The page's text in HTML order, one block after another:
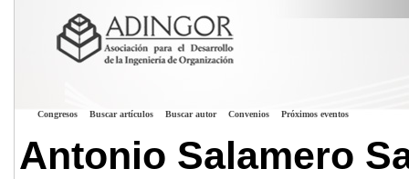
Congresos Buscar artículos Buscar autor Convenios Próximos eventos
Antonio Salamero